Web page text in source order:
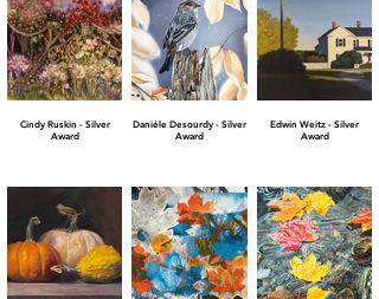
Cindy Ruskin - Silver
Award
Daniėle Desourdy - Silver
Award
Edwin Weitz - Silver
Award